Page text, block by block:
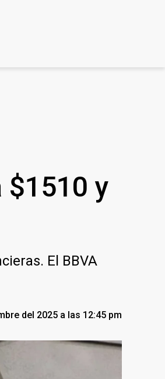
$1510 y
El BBVA
del 2025 a las 12:45 pm